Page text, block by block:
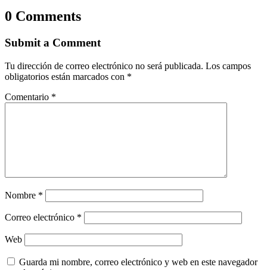
0 Comments
Submit a Comment
Tu dirección de correo electrónico no será publicada. Los campos
obligatorios están marcados con *
Comentario *
Nombre *
Correo electrónico *
Web
Guarda mi nombre, correo electrónico y web en este navegador